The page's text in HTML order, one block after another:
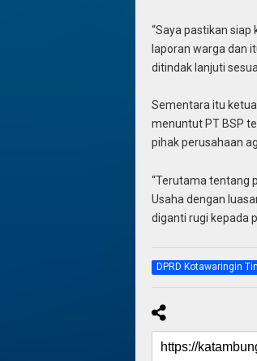
“Saya pastikan siap
laporan warga dan
ditindak lanjuti
Sementara itu
menuntut PT BSP
pihak perusahaan
“Terutama tentang
Usaha dengan
diganti rugi kepada
DPRD Kotawaringin